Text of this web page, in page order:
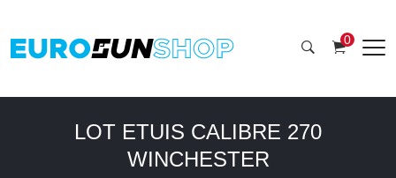
0
LOT ETUIS CALIBRE 270
WINCHESTER